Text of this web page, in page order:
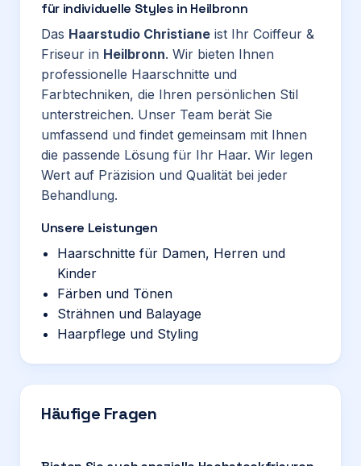
für individuelle Styles in Heilbronn
Das Haarstudio Christiane ist Ihr Coiffeur &
Friseur in Heilbronn. Wir bieten Ihnen
professionelle Haarschnitte und
Farbtechniken, die Ihren persönlichen Stil
unterstreichen. Unser Team berät Sie
umfassend und findet gemeinsam mit Ihnen
die passende Lösung für Ihr Haar. Wir legen
Wert auf Präzision und Qualität bei jeder
Behandlung.
Unsere Leistungen
Haarschnitte für Damen, Herren und
Kinder
Färben und Tönen
Strähnen und Balayage
Haarpflege und Styling
Häufige Fragen